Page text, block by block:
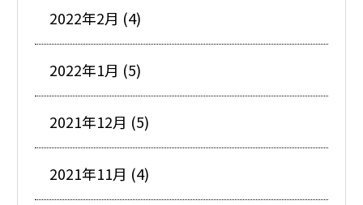
2022年2月 (4)
2022年1月 (5)
2021年12月 (5)
2021年11月 (4)